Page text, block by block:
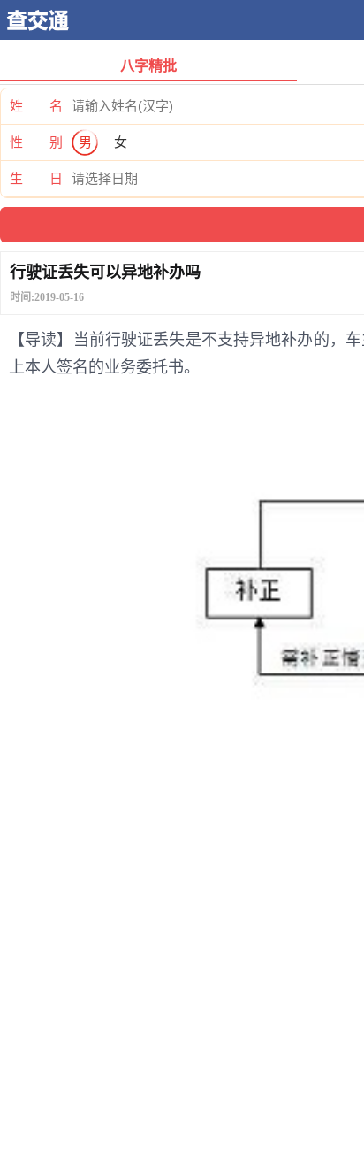
八字精批
姓 名
性 别 男 女
生 日
行驶证丢失可以异地补办吗
时间:2019-05-16
【导读】当前行驶证丢失是不支持异地补办的，
上本人签名的业务委托书。